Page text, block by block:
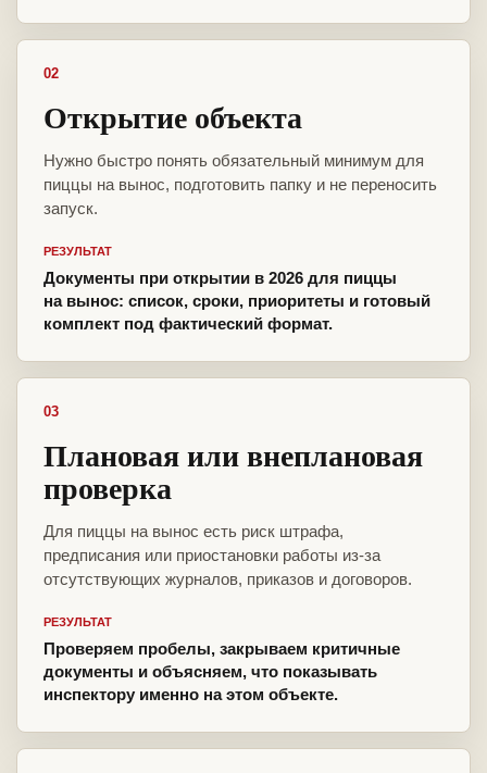
02
Открытие объекта
Нужно быстро понять обязательный минимум для
пиццы на вынос, подготовить папку и не переносить
запуск.
РЕЗУЛЬТАТ
Документы при открытии в 2026 для пиццы
на вынос: список, сроки, приоритеты и готовый
комплект под фактический формат.
03
Плановая или внеплановая
проверка
Для пиццы на вынос есть риск штрафа,
предписания или приостановки работы из-за
отсутствующих журналов, приказов и договоров.
РЕЗУЛЬТАТ
Проверяем пробелы, закрываем критичные
документы и объясняем, что показывать
инспектору именно на этом объекте.